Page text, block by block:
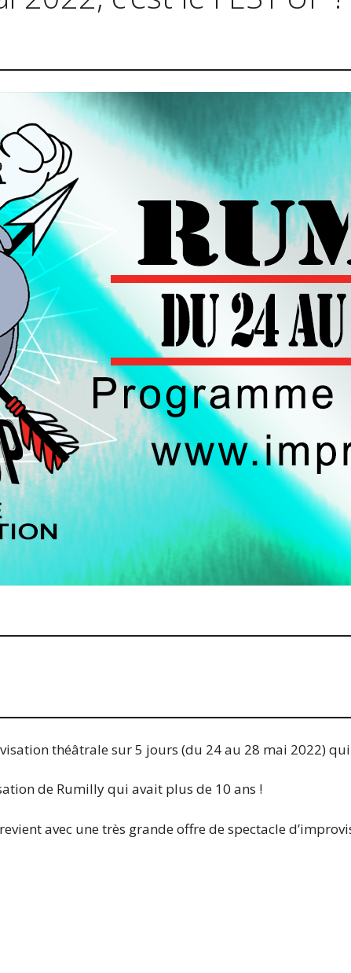
théâtrale sur 5 jours (du 24 au 28 mai 2022)
de Rumilly qui avait plus de 10 ans !
avec une très grande offre de spectacle